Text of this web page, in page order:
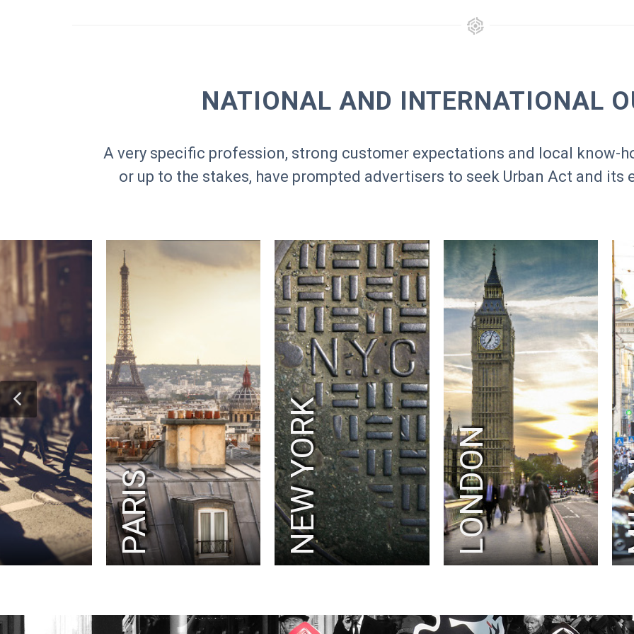
NATIONAL AND INTERNATIONAL
A very specific profession, strong customer expectations and local know-
or up to the stakes, have prompted advertisers to seek Urban Act and its
PARIS NEW YORK LONDON